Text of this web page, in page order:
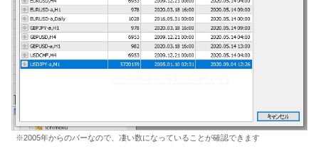
※2005年からのバーなので、凄い数になっていることが確認できます